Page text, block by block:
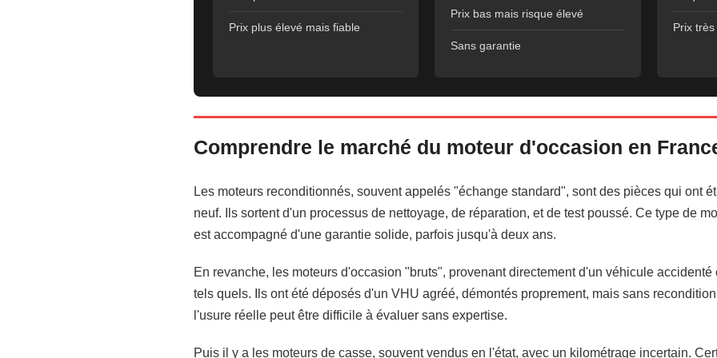
Prix plus élevé mais fiable
Prix bas mais risque élevé
Sans garantie
Prix
Comprendre le marché du moteur d'occasion en
Les moteurs reconditionnés, souvent appelés "échange standard", sont des pièces qui ont
neuf. Ils sortent d'un processus de nettoyage, de réparation, et de test poussé. Ce type de
est accompagné d'une garantie solide, parfois jusqu'à deux ans.
En revanche, les moteurs d'occasion "bruts", provenant directement d'un véhicule
tels quels. Ils ont été déposés d'un VHU agréé, démontés proprement, mais sans
l'usure réelle peut être difficile à évaluer sans expertise.
Puis il y a les moteurs de casse, souvent vendus en l'état, avec un kilométrage incertain.